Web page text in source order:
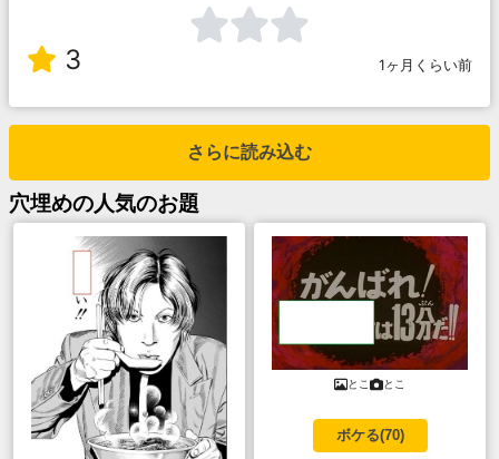
3 1ヶ月くらい前
さらに読み込む
穴埋めの人気のお題
とこ とこ
ボケる(70)